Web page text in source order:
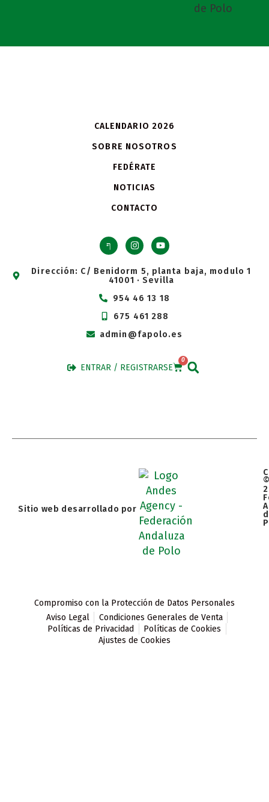
CALENDARIO 2026
SOBRE NOSOTROS
FEDÉRATE
NOTICIAS
CONTACTO
Dirección: C/ Benidorm 5, planta baja, modulo 1
41001 · Sevilla
954 46 13 18
675 461 288
admin@fapolo.es
ENTRAR / REGISTRARSE
0
Sitio web desarrollado por
Compromiso con la Protección de Datos Personales
Aviso Legal
Condiciones Generales de Venta
Políticas de Privacidad
Políticas de Cookies
Ajustes de Cookies